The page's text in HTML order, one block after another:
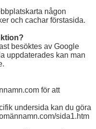
någon
och cachar förstasida.
besöktes av Google
uppdaterades kan man
för att
undersida kan du göra
sida1.htm